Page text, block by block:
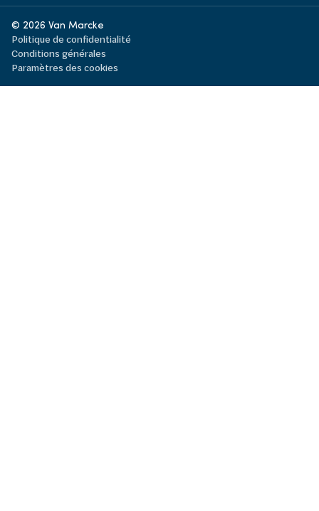
© 2026 Van Marcke
Politique de confidentialité
Conditions générales
Paramètres des cookies